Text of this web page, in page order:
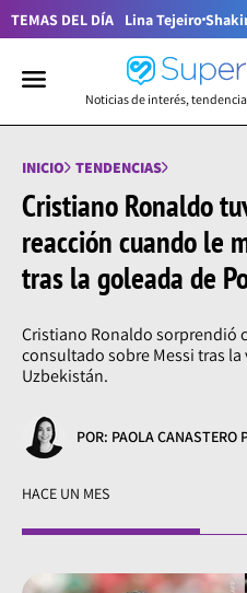
TEMAS DEL DÍA Lina Tejeiro
Noticias de interés,
INICIO TENDENCIAS
Cristiano Ronaldo
reacción cuando le
tras la goleada de
Cristiano Ronaldo sorprendió
consultado sobre Messi tras
Uzbekistán.
POR: PAOLA CANASTERO
HACE UN MES